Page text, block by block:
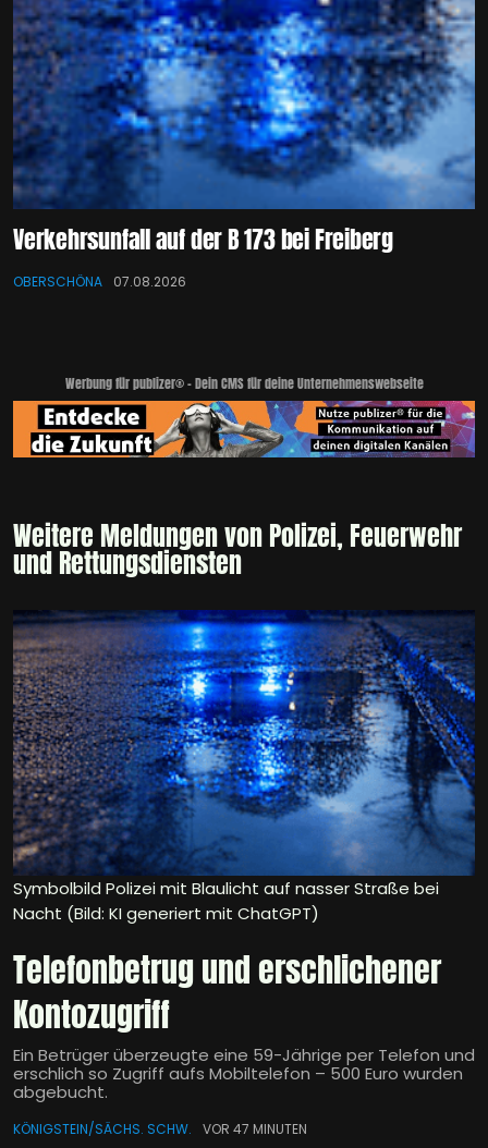
Verkehrsunfall auf der B 173 bei Freiberg
OBERSCHÖNA 07.08.2026
Werbung für publizer® - Dein CMS für deine Unternehmenswebseite
Weitere Meldungen von Polizei, Feuerwehr
und Rettungsdiensten
Symbolbild Polizei mit Blaulicht auf nasser Straße bei
Nacht (Bild: KI generiert mit ChatGPT)
Telefonbetrug und erschlichener
Kontozugriff
Ein Betrüger überzeugte eine 59-Jährige per Telefon und
erschlich so Zugriff aufs Mobiltelefon – 500 Euro wurden
abgebucht.
KÖNIGSTEIN/SÄCHS. SCHW. VOR 47 MINUTEN